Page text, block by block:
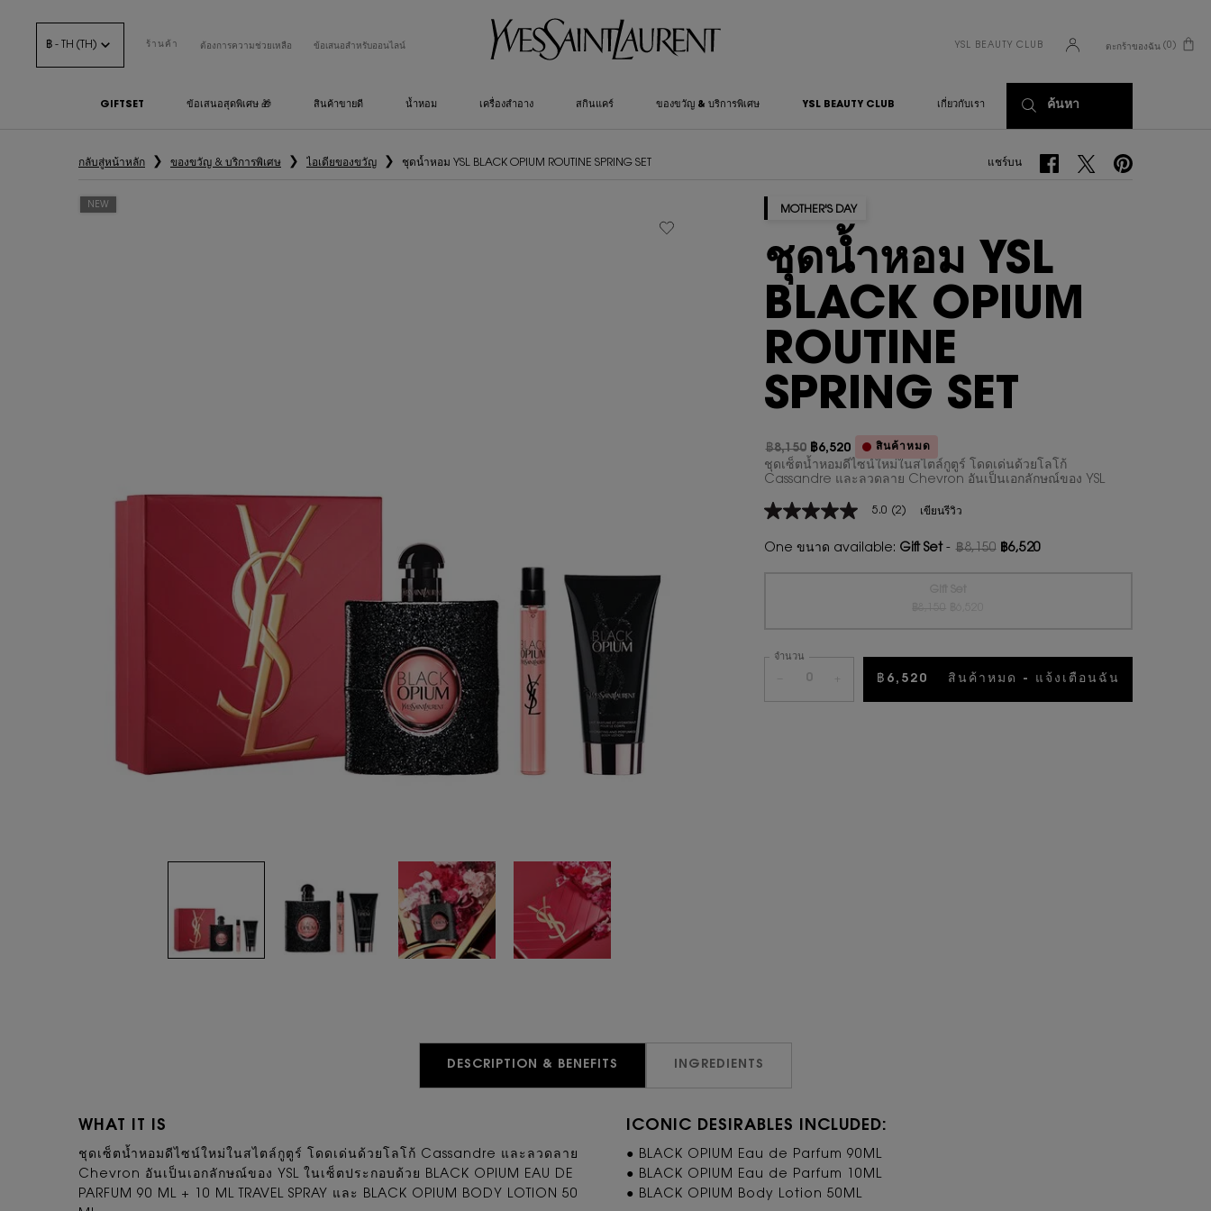
฿ - TH (TH) ร้านค้า ต้องการความช่วยเหลือ ข้อเสนอสำหรับออนไลน์ YSL BEAUTY CLUB ตะกร้าของฉัน 0
0 PRODUCT IN CART
GIFTSET ข้อเสนอสุดพิเศษ 🎁 สินค้าขายดี น้ำหอม เครื่องสำอาง สกินแคร์ ของขวัญ & บริการพิเศษ YSL BEAUTY CLUB เกี่ยวกับเรา ค้นหา
กลับสู่หน้าหลัก ของขวัญ & บริการพิเศษ ไอเดียของขวัญ ชุดน้ำหอม YSL BLACK OPIUM ROUTINE SPRING SET แชร์บน แชร์บน Facebook
แชร์บน Twitterแชร์บน Pinterest
MOTHER'S DAY
ชุดน้ำหอม YSL
BLACK OPIUM
ROUTINE
SPRING SET
ราคาเก่า
฿8,150
ราคาใหม่
฿6,520 สินค้าหมด
ชุดเซ็ตน้ำหอมดีไซน์ใหม่ในสไตล์กูตูร์ โดดเด่นด้วยโลโก้
Cassandre และลวดลาย Chevron อันเป็นเอกลักษณ์ของ YSL
5.0
5
ลิงก์
5.0 (2) เขียนรีวิว
NEW
One ขนาด available: Gift Set- ฿8,150 ฿6,520
จำนวน
+ ฿6,520 สินค้าหมด - แจ้งเตือนฉัน
DESCRIPTION & BENEFITS INGREDIENTS
WHAT IT IS
ชุดเซ็ตน้ำหอมดีไซน์ใหม่ในสไตล์กูตูร์ โดดเด่นด้วยโลโก้ Cassandre และลวดลาย
Chevron อันเป็นเอกลักษณ์ของ YSL ในเซ็ตประกอบด้วย BLACK OPIUM EAU DE
PARFUM 90 ML + 10 ML TRAVEL SPRAY และ BLACK OPIUM BODY LOTION 50
ICONIC DESIRABLES INCLUDED:
● BLACK OPIUM Eau de Parfum 90ML
● BLACK OPIUM Eau de Parfum 10ML
● BLACK OPIUM Body Lotion 50ML